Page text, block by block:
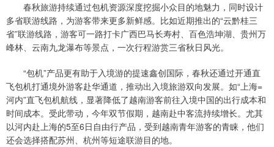
春秋旅游持续通过包机资源深度挖掘小众目的地魅力，同时设计
多省联游线路，为游客带来更多新鲜感。比如近期推出的“云黔桂三
省”联游线路，游客可一路打卡广西巴马长寿村、百色浩坤湖、贵州万
峰林、云南九龙瀑布等景点，一次行程游赏三省秋日风光。
“包机”产品更有助于入境游的提速鑫创国际，春秋还通过开通直
飞包机打通境外游客赴华通道，推动出入境旅游双向发展。如“上海=
河内”直飞包机航线，显著降低了越南游客前往入境中国的出行成本和
时间成本。受此带动，今年双节假期，越南赴中客流持续增长。尤其
以河内赴上海的5至6日自由行产品，受到越南青年游客的青睐，他们
还会选择搭配苏州、杭州等短途联游目的地。